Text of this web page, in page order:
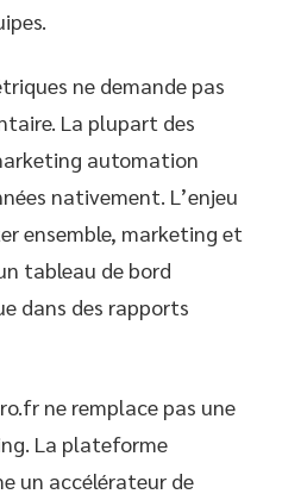
ne demande pas
La plupart des
automation
nativement. L’enjeu
ensemble, marketing et
tableau de bord
dans des rapports
ne remplace pas une
La plateforme
un accélérateur de